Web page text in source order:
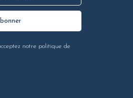
notre politique de